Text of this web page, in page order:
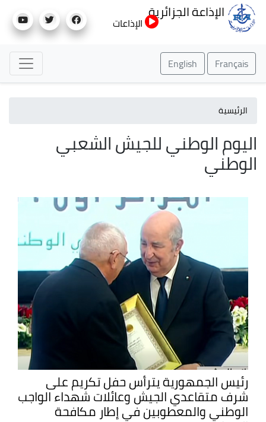
إلى
الإذاعة الجزائرية
الإذاعات
Français
English
الرئيسية
اليوم الوطني للجيش الشعبي
الوطني
رئيس الجمهورية يترأس حفل تكريم على
شرف متقاعدي الجيش وعائلات شهداء الواجب
الوطني والمعطوبين في إطار مكافحة